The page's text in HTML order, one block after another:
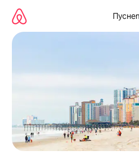
съдържанието